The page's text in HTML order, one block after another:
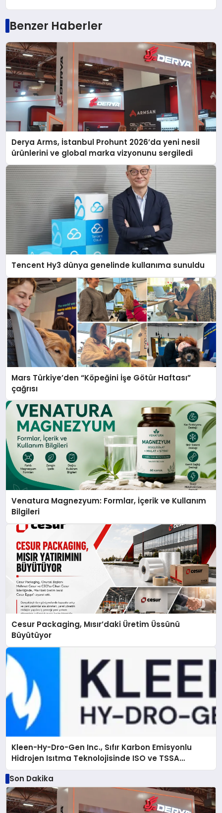
Benzer Haberler
Derya Arms, İstanbul Prohunt 2026’da yeni nesil
ürünlerini ve global marka vizyonunu sergiledi
Tencent Hy3 dünya genelinde kullanıma sunuldu
Mars Türkiye’den “Köpeğini İşe Götür Haftası”
çağrısı
Venatura Magnezyum: Formlar, İçerik ve Kullanım
Bilgileri
Cesur Packaging, Mısır’daki Üretim Üssünü
Büyütüyor
Kleen-Hy-Dro-Gen Inc., Sıfır Karbon Emisyonlu
Hidrojen Isıtma Teknolojisinde ISO ve TSSA
Düzenleyici Onaylarını Aldı
Son Dakika